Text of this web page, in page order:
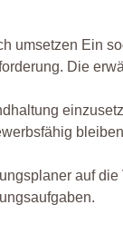
umsetzen Ein
Die
auf